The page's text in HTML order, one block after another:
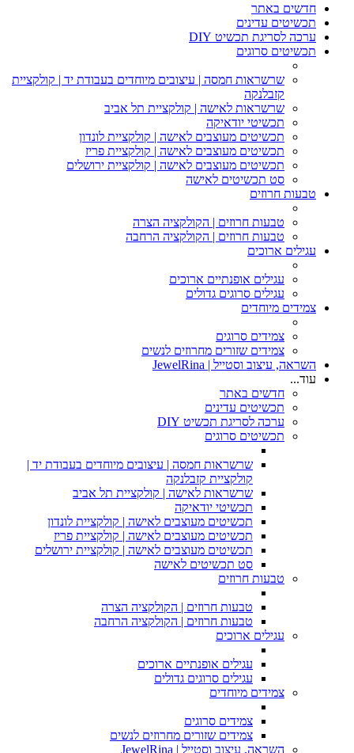
חדשים באתר
תכשיטים עדינים
ערכה לסריגת תכשיט DIY
תכשיטים סרוגים
שרשראות חמסה | עיצובים מיוחדים בעבודת יד | קולקציית
קזבלנקה
שרשראות לאישה | קולקציית תל אביב
תכשיטי יודאיקה
תכשיטים מעוצבים לאישה | קולקציית לונדון
תכשיטים מעוצבים לאישה | קולקציית פריז
תכשיטים מעוצבים לאישה | קולקציית ירושלים
סט תכשיטים לאישה
טבעות חרוזים
טבעות חרוזים | הקולקציה הצרה
טבעות חרוזים | הקולקציה הרחבה
עגילים ארוכים
עגילים אופנתיים ארוכים
עגילים סרוגים גדולים
צמידים מיוחדים
צמידים סרוגים
צמידים שזורים מחרוזים לנשים
השראה, עיצוב וסטייל | JewelRina
עוד...
חדשים באתר
תכשיטים עדינים
ערכה לסריגת תכשיט DIY
תכשיטים סרוגים
שרשראות חמסה | עיצובים מיוחדים בעבודת יד |
קולקציית קזבלנקה
שרשראות לאישה | קולקציית תל אביב
תכשיטי יודאיקה
תכשיטים מעוצבים לאישה | קולקציית לונדון
תכשיטים מעוצבים לאישה | קולקציית פריז
תכשיטים מעוצבים לאישה | קולקציית ירושלים
סט תכשיטים לאישה
טבעות חרוזים
טבעות חרוזים | הקולקציה הצרה
טבעות חרוזים | הקולקציה הרחבה
עגילים ארוכים
עגילים אופנתיים ארוכים
עגילים סרוגים גדולים
צמידים מיוחדים
צמידים סרוגים
צמידים שזורים מחרוזים לנשים
השראה, עיצוב וסטייל | JewelRina